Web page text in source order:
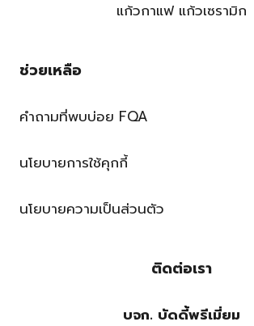
แก้วกาแฟ แก้วเซรามิก
ช่วยเหลือ
คำถามที่พบบ่อย FQA
นโยบายการใช้คุกกี้
นโยบายความเป็นส่วนตัว
ติดต่อเรา
บจก. บัดดี้พรีเมี่ยม